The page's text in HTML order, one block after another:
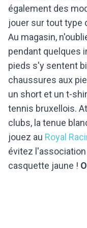
également des
jouer sur tout type
Au magasin,
pendant quelques
pieds s'y sentent
chaussures aux
un short et un t-
tennis bruxellois.
clubs, la tenue
jouez au Royal
évitez
casquette jaune !